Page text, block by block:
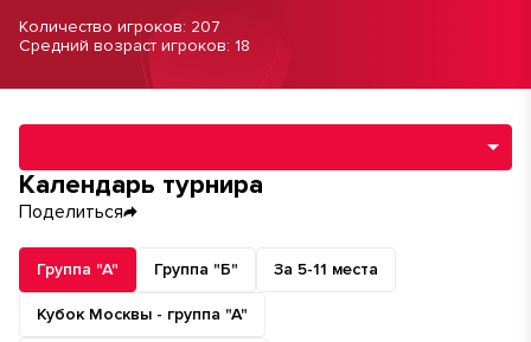
Количество игроков: 207
Средний возраст игроков: 18
Навигация по разделам турнира
Календарь турнира
Поделиться
Группа "А" Группа "Б" За 5-11 места
Кубок Москвы - группа "А"